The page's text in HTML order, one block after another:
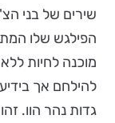
שירים של בני
הפילגש שלו
מוכנה לחיות
להילחם אך
גדות נהר הוו.